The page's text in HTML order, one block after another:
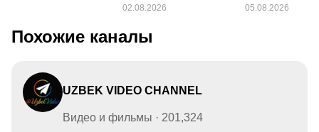
Похожие каналы
UZBEK VIDEO CHANNEL
Видео и фильмы · 201,324